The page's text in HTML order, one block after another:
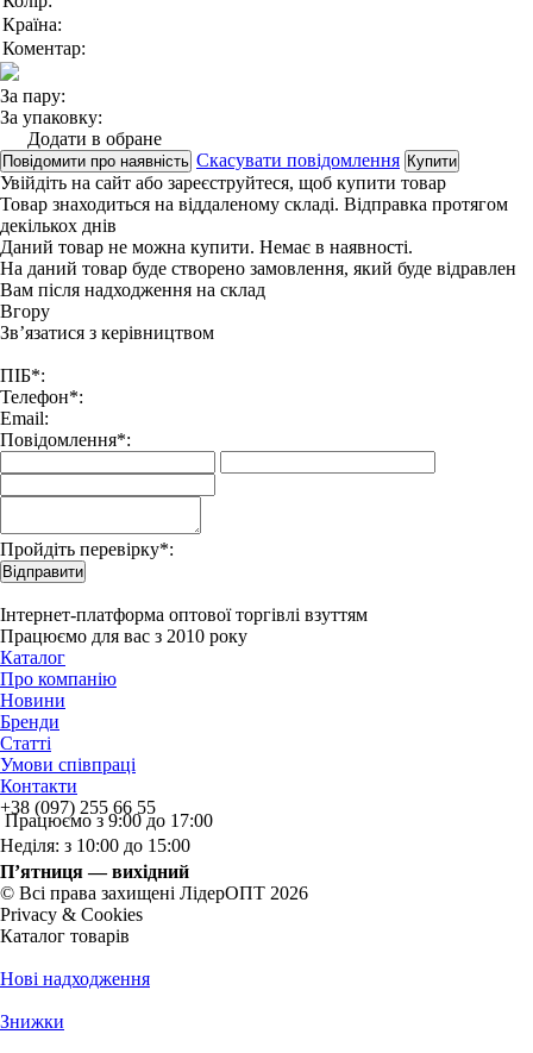
Країна:
Коментар:
За пару:
За упаковку:
Додати в обране
Повідомити про наявність Скасувати повідомлення Купити
Увійдіть на сайт або зареєструйтеся, щоб купити товар
Товар знаходиться на віддаленому складі. Відправка протягом
декількох днів
Даний товар не можна купити. Немає в наявності.
На даний товар буде створено замовлення, який буде відравлен
Вам після надходження на склад
Вгору
Зв’язатися з керівництвом
ПІБ*:
Телефон*:
Email:
Повідомлення*:
Пройдіть перевірку*:
Відправити
Інтернет-платформа оптової торгівлі взуттям
Працюємо для вас з 2010 року
Каталог
Про компанію
Новини
Бренди
Статті
Умови співпраці
Контакти
+38 (097) 255 66 55
Працюємо з 9:00 до 17:00
Неділя: з 10:00 до 15:00
П’ятниця — вихідний
© Всі права захищені ЛідерОПТ 2026
Privacy & Cookies
Каталог товарів
Нові надходження
Знижки